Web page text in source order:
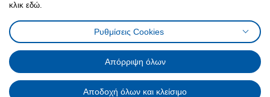
Πολιτική CookiesΔήλωση ψηφιακής προσβασιμότητας
Ρυθμίσεις cookiesΌροι Χρήσης
Γενική Πολιτική Προσωπικών Δεδομένων
Πολιτική Προσωπικών Δεδομένων για ΙΚΕΑ.gr
Κώδικας Καταναλωτικής Δεοντολογίας
κλικ εδώ.
Ρυθμίσεις Cookies
Απόρριψη όλων
Αποδοχή όλων και κλείσιμο